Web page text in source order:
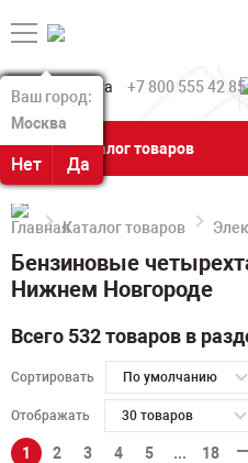
Ваш город:
Москва
Нет Да
Ваш город:
Москва
Нет Да
+7 800 555 42 85
Каталог товаров
Каталог товаров
Бензиновые
Нижнем Новгороде
Всего 532 товаров в
Сортировать По умолчанию
Отображать 30 товаров
1 2 3 4 5 ... 18